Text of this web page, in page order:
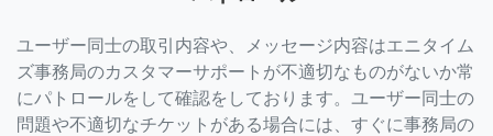
ユーザー同士の取引内容や、メッセージ内容はエニタイム
ズ事務局のカスタマーサポートが不適切なものがないか常
にパトロールをして確認をしております。ユーザー同士の
問題や不適切なチケットがある場合には、すぐに事務局の